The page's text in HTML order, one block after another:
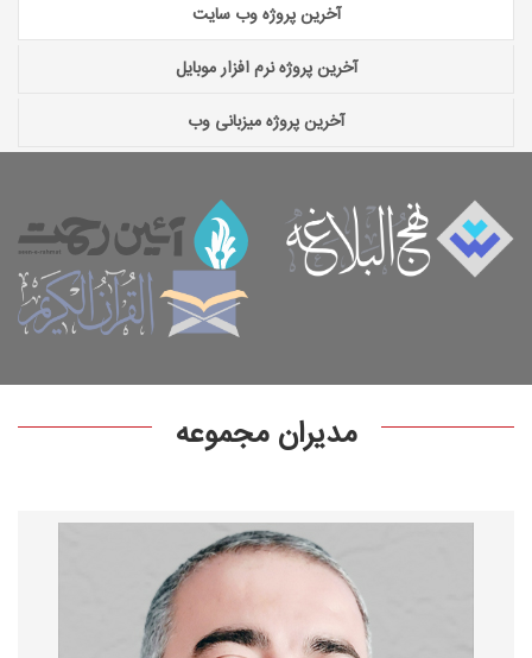
آخرین پروژه وب سایت
آخرین پروژه نرم افزار موبایل
آخرین پروژه میزبانی وب
مدیران مجموعه